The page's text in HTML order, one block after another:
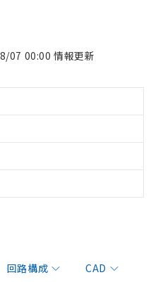
07 00:00 情報更新
回路構成
CAD